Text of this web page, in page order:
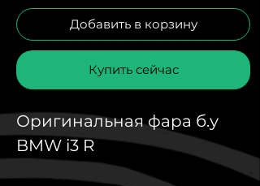
Добавить в корзину
Купить сейчас
Оригинальная фара б.у
BMW i3 R